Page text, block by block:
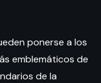
ponerse a los
emblemáticos de
de la